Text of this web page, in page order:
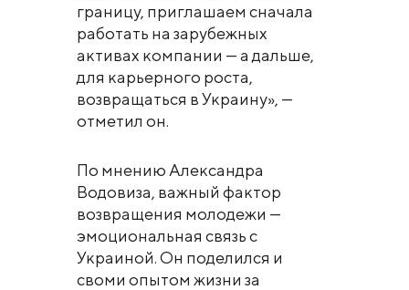
границу, приглашаем сначала
работать на зарубежных
активах компании — а дальше,
для карьерного роста,
возвращаться в Украину», —
отметил он.
По мнению Александра
Водовиза, важный фактор
возвращения молодежи —
эмоциональная связь с
Украиной. Он поделился и
своми опытом жизни за